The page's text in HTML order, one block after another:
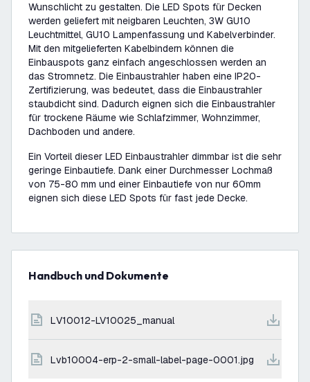
Wunschlicht zu gestalten. Die LED Spots für Decken
werden geliefert mit neigbaren Leuchten, 3W GU10
Leuchtmittel, GU10 Lampenfassung und Kabelverbinder.
Mit den mitgelieferten Kabelbindern können die
Einbauspots ganz einfach angeschlossen werden an
das Stromnetz. Die Einbaustrahler haben eine IP20-
Zertifizierung, was bedeutet, dass die Einbaustrahler
staubdicht sind. Dadurch eignen sich die Einbaustrahler
für trockene Räume wie Schlafzimmer, Wohnzimmer,
Dachboden und andere.
Ein Vorteil dieser LED Einbaustrahler dimmbar ist die sehr
geringe Einbautiefe. Dank einer Durchmesser Lochmaß
von 75-80 mm und einer Einbautiefe von nur 60mm
eignen sich diese LED Spots für fast jede Decke.
Handbuch und Dokumente
LV10012-LV10025_manual
lvb10004-erp-2-small-label-page-0001.jpg